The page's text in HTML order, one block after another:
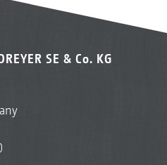
SE & Co. KG